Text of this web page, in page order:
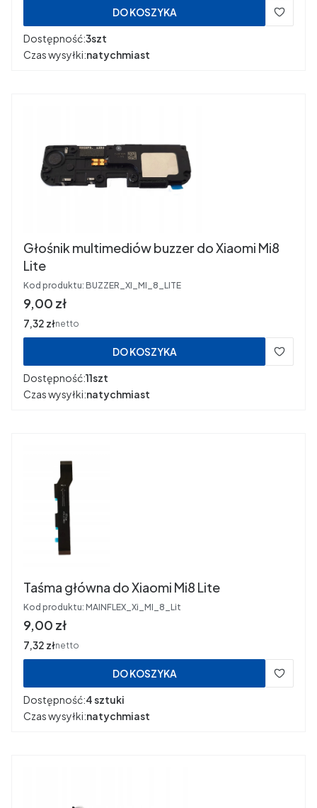
DO KOSZYKA
Dostępność:3szt
Czas wysyłki:natychmiast
Głośnik multimediów buzzer do Xiaomi Mi8
Lite
Kod produktu: BUZZER_XI_MI_8_LITE
Cena
9,00 zł
Cena
7,32 złnetto
DO KOSZYKA
Dostępność:11szt
Czas wysyłki:natychmiast
Taśma główna do Xiaomi Mi8 Lite
Kod produktu: MAINFLEX_Xi_MI_8_Lit
Cena
9,00 zł
Cena
7,32 złnetto
DO KOSZYKA
Dostępność:4 sztuki
Czas wysyłki:natychmiast